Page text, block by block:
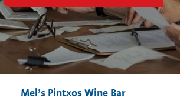
Mel’s Pintxos Wine Bar